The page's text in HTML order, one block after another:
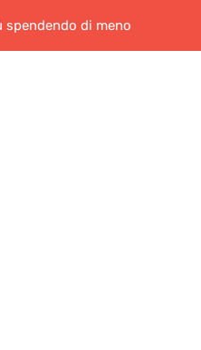
spendendo di meno